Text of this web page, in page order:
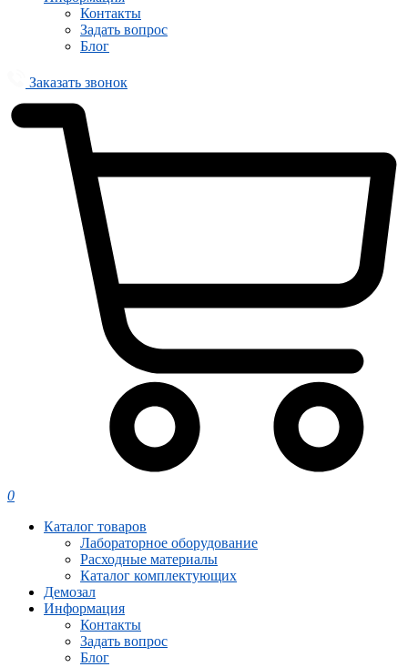
Контакты
Задать вопрос
Блог
Заказать звонок
0
Каталог товаров
Лабораторное оборудование
Расходные материалы
Каталог комплектующих
Демозал
Информация
Контакты
Задать вопрос
Блог